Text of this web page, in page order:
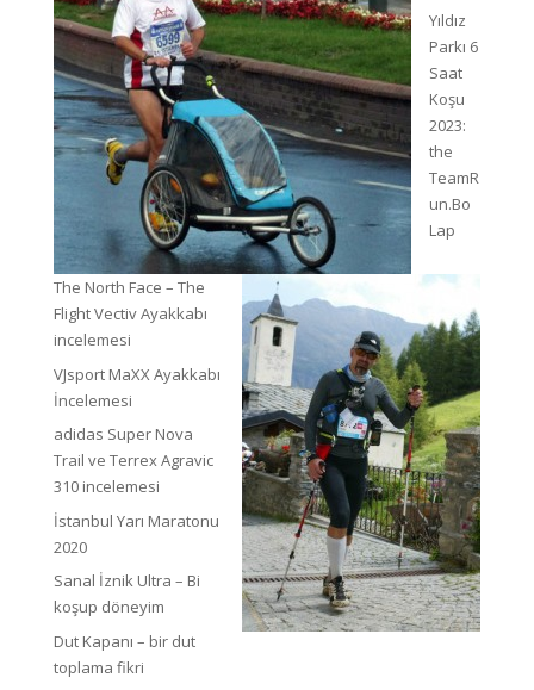
Yıldız
Parkı 6
Saat
Koşu
2023:
the
TeamR
un.Bo
Lap
The North Face – The
Flight Vectiv Ayakkabı
incelemesi
VJsport MaXX Ayakkabı
İncelemesi
adidas Super Nova
Trail ve Terrex Agravic
310 incelemesi
İstanbul Yarı Maratonu
2020
Sanal İznik Ultra – Bi
koşup döneyim
Dut Kapanı – bir dut
toplama fikri